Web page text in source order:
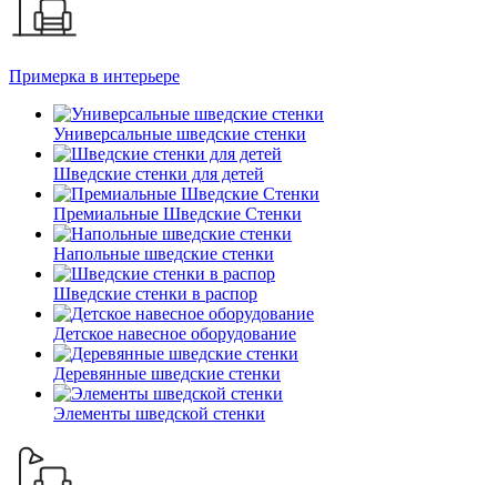
Примерка в интерьере
Универсальные шведские стенки
Шведские стенки для детей
Премиальные Шведские Стенки
Напольные шведские стенки
Шведские стенки в распор
Детское навесное оборудование
Деревянные шведские стенки
Элементы шведской стенки